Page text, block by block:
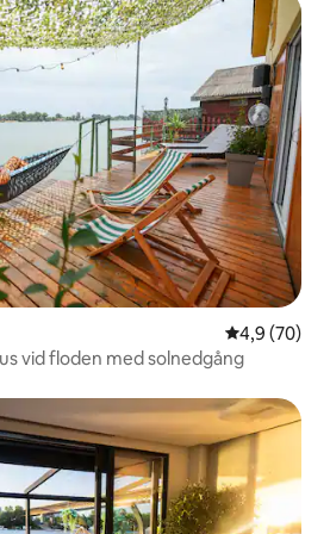
4,9 av 5 i
4,9 (70)
vid floden med solnedgång